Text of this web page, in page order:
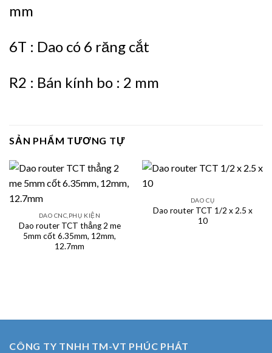
mm
6T : Dao có 6 răng cắt
R2 : Bán kính bo : 2 mm
SẢN PHẨM TƯƠNG TỰ
DAO CNC,PHỤ KIỆN
Dao router TCT thẳng 2 me
5mm cốt 6.35mm, 12mm,
12.7mm
DAO CỤ
Dao router TCT 1/2 x 2.5 x
10
CÔNG TY TNHH TM-VT PHÚC PHÁT